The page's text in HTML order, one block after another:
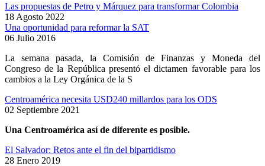
Las propuestas de Petro y Márquez para transformar Colombia
18 Agosto 2022
Una oportunidad para reformar la SAT
06 Julio 2016
La semana pasada, la Comisión de Finanzas y Moneda del
Congreso de la República presentó el dictamen favorable para los
cambios a la Ley Orgánica de la S
Centroamérica necesita USD240 millardos para los ODS
02 Septiembre 2021
Una Centroamérica así de diferente es posible.
El Salvador: Retos ante el fin del bipartidismo
28 Enero 2019